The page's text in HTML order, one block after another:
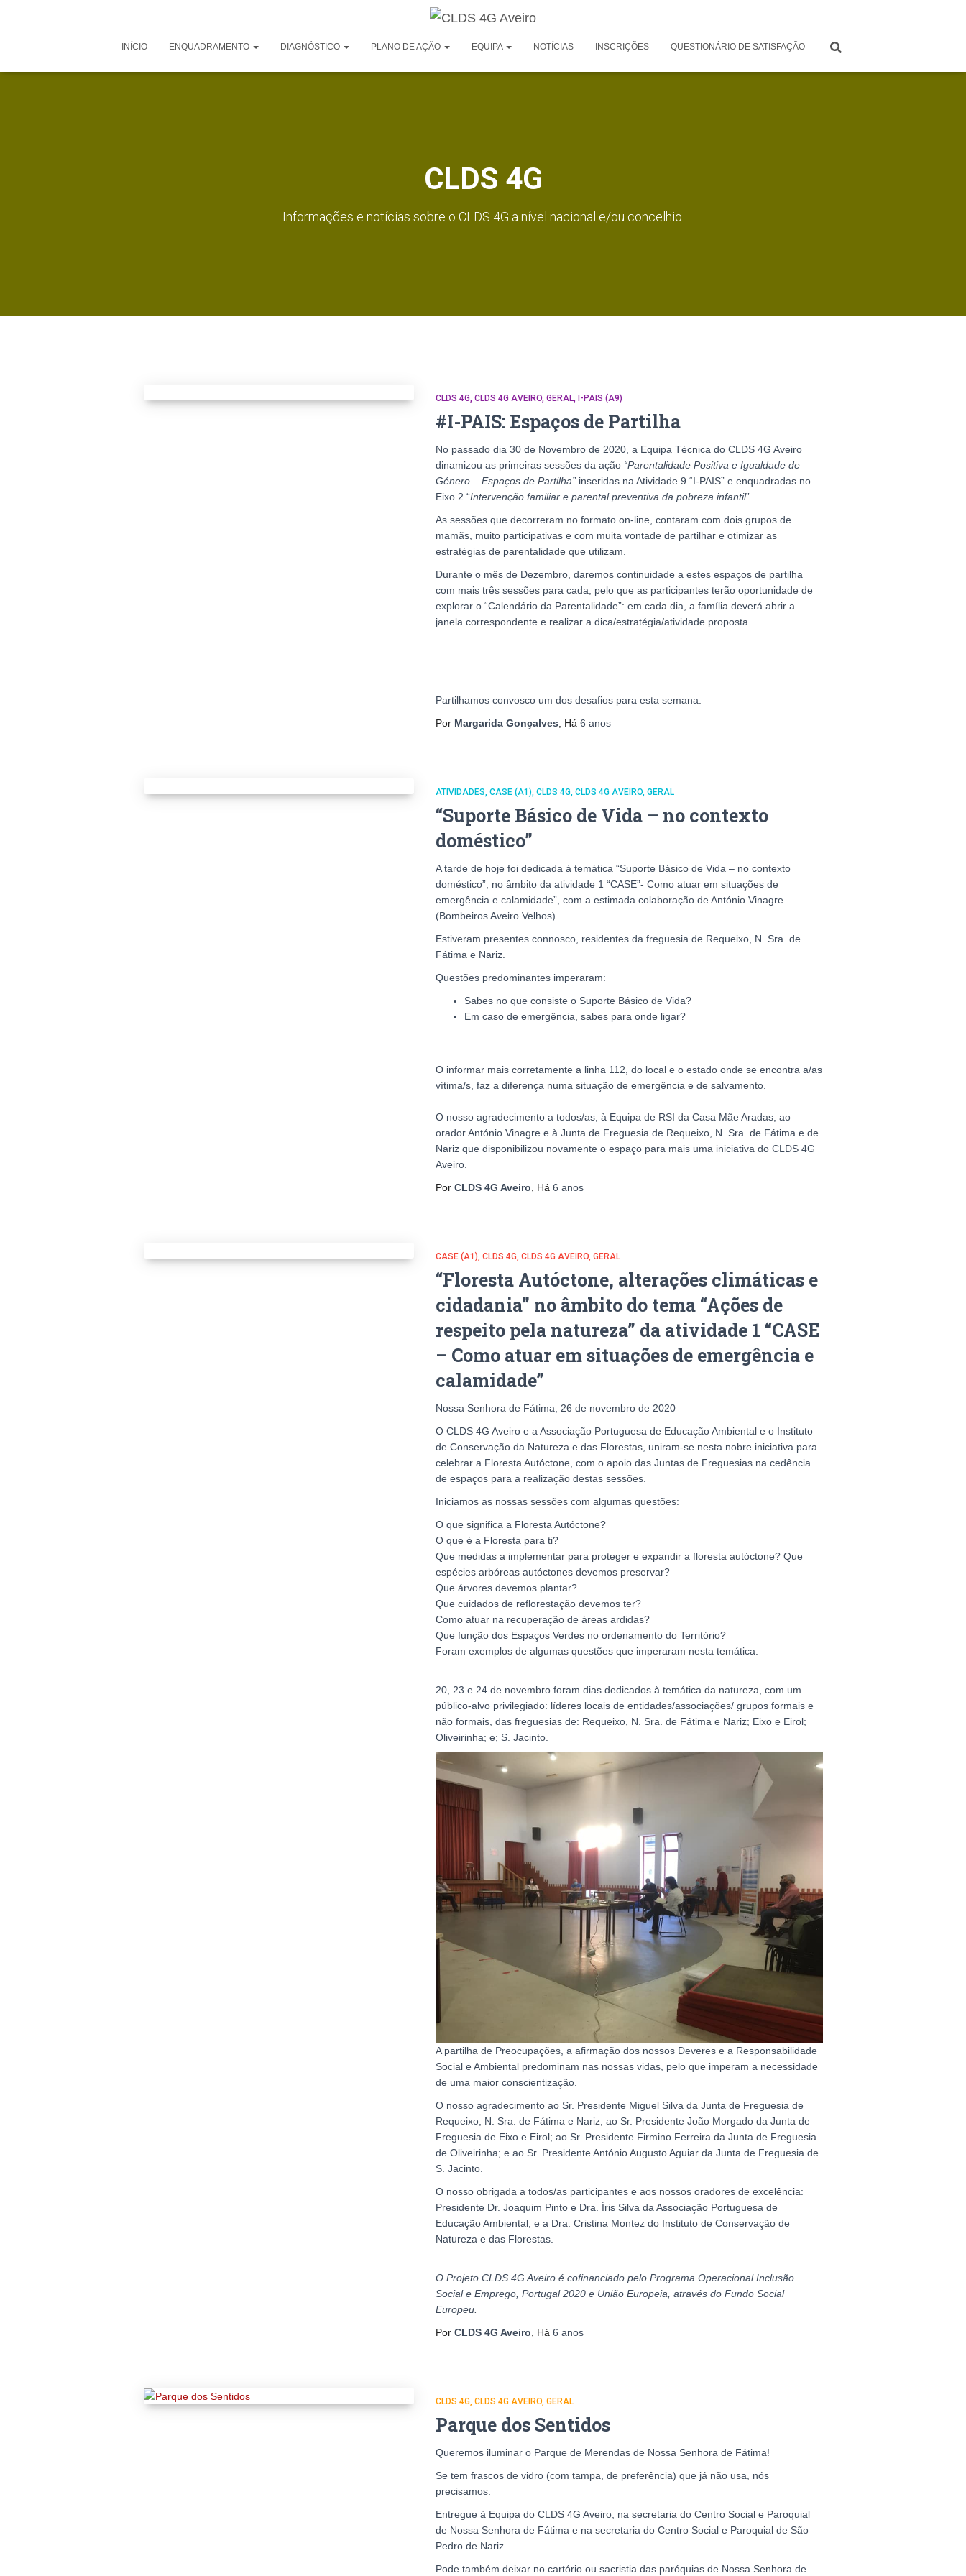
INÍCIO ENQUADRAMENTO DIAGNÓSTICO PLANO DE AÇÃO EQUIPA NOTÍCIAS INSCRIÇÕES QUESTIONÁRIO DE SATISFAÇÃO
CLDS 4G
Informações e notícias sobre o CLDS 4G a nível nacional e/ou concelhio.
CLDS 4G CLDS 4G AVEIRO GERAL I-PAIS (A9)
#I-PAIS: Espaços de Partilha
No passado dia 30 de Novembro de 2020, a Equipa Técnica do CLDS 4G Aveiro
dinamizou as primeiras sessões da ação “Parentalidade Positiva e Igualdade de
Género – Espaços de Partilha”inseridas na Atividade 9 “I-PAIS” e enquadradas no
Eixo 2 “Intervenção familiar e parental preventiva da pobreza infantil”.
As sessões que decorreram no formato on-line, contaram com dois grupos de
mamãs, muito participativas e com muita vontade de partilhar e otimizar as
estratégias de parentalidade que utilizam.
Durante o mês de Dezembro, daremos continuidade a estes espaços de partilha
com mais três sessões para cada, pelo que as participantes terão oportunidade de
explorar o “Calendário da Parentalidade”: em cada dia, a família deverá abrir a
janela correspondente e realizar a dica/estratégia/atividade proposta.
Partilhamos convosco um dos desafios para esta semana:
Por Margarida Gonçalves , Há 6 anos
ATIVIDADES CASE (A1) CLDS 4G CLDS 4G AVEIRO GERAL
“Suporte Básico de Vida – no contexto
doméstico”
A tarde de hoje foi dedicada à temática “Suporte Básico de Vida – no contexto
doméstico”, no âmbito da atividade 1 “CASE”- Como atuar em situações de
emergência e calamidade”, com a estimada colaboração de António Vinagre
(Bombeiros Aveiro Velhos).
Estiveram presentes connosco, residentes da freguesia de Requeixo, N. Sra. de
Fátima e Nariz.
Questões predominantes imperaram:
Sabes no que consiste o Suporte Básico de Vida?
Em caso de emergência, sabes para onde ligar?
O informar mais corretamente a linha 112, do local e o estado onde se encontra a/as
vítima/s, faz a diferença numa situação de emergência e de salvamento.
O nosso agradecimento a todos/as, à Equipa de RSI da Casa Mãe Aradas; ao
orador António Vinagre e à Junta de Freguesia de Requeixo, N. Sra. de Fátima e de
Nariz que disponibilizou novamente o espaço para mais uma iniciativa do CLDS 4G
Aveiro.
Por CLDS 4G Aveiro , Há 6 anos
CASE (A1) CLDS 4G CLDS 4G AVEIRO GERAL
“Floresta Autóctone, alterações climáticas e
cidadania” no âmbito do tema “Ações de
respeito pela natureza” da atividade 1 “CASE
– Como atuar em situações de emergência e
calamidade”
Nossa Senhora de Fátima, 26 de novembro de 2020
O CLDS 4G Aveiro e a Associação Portuguesa de Educação Ambiental e o Instituto
de Conservação da Natureza e das Florestas, uniram-se nesta nobre iniciativa para
celebrar a Floresta Autóctone, com o apoio das Juntas de Freguesias na cedência
de espaços para a realização destas sessões.
Iniciamos as nossas sessões com algumas questões:
O que significa a Floresta Autóctone?
O que é a Floresta para ti?
Que medidas a implementar para proteger e expandir a floresta autóctone? Que
espécies arbóreas autóctones devemos preservar?
Que árvores devemos plantar?
Que cuidados de reflorestação devemos ter?
Como atuar na recuperação de áreas ardidas?
Que função dos Espaços Verdes no ordenamento do Território?
Foram exemplos de algumas questões que imperaram nesta temática.
20, 23 e 24 de novembro foram dias dedicados à temática da natureza, com um
público-alvo privilegiado: líderes locais de entidades/associações/ grupos formais e
não formais, das freguesias de: Requeixo, N. Sra. de Fátima e Nariz; Eixo e Eirol;
Oliveirinha; e; S. Jacinto.
A partilha de Preocupações, a afirmação dos nossos Deveres e a Responsabilidade
Social e Ambiental predominam nas nossas vidas, pelo que imperam a necessidade
de uma maior conscientização.
O nosso agradecimento ao Sr. Presidente Miguel Silva da Junta de Freguesia de
Requeixo, N. Sra. de Fátima e Nariz; ao Sr. Presidente João Morgado da Junta de
Freguesia de Eixo e Eirol; ao Sr. Presidente Firmino Ferreira da Junta de Freguesia
de Oliveirinha; e ao Sr. Presidente António Augusto Aguiar da Junta de Freguesia de
S. Jacinto.
O nosso obrigada a todos/as participantes e aos nossos oradores de excelência:
Presidente Dr. Joaquim Pinto e Dra. Íris Silva da Associação Portuguesa de
Educação Ambiental, e a Dra. Cristina Montez do Instituto de Conservação de
Natureza e das Florestas.
O Projeto CLDS 4G Aveiro é cofinanciado pelo Programa Operacional Inclusão
Social e Emprego, Portugal 2020 e União Europeia, através do Fundo Social
Europeu.
Por CLDS 4G Aveiro , Há 6 anos
CLDS 4G CLDS 4G AVEIRO GERAL
Parque dos Sentidos
Queremos iluminar o Parque de Merendas de Nossa Senhora de Fátima!
Se tem frascos de vidro (com tampa, de preferência) que já não usa, nós
precisamos.
Entregue à Equipa do CLDS 4G Aveiro, na secretaria do Centro Social e Paroquial
de Nossa Senhora de Fátima e na secretaria do Centro Social e Paroquial de São
Pedro de Nariz.
Pode também deixar no cartório ou sacristia das paróquias de Nossa Senhora de